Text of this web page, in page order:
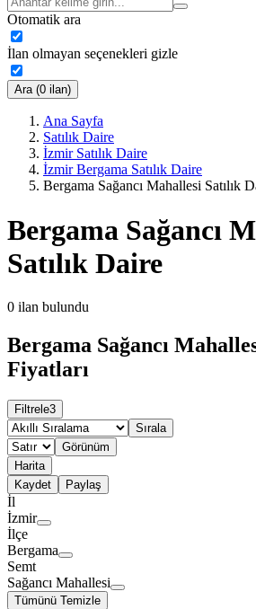
Otomatik ara
İlan olmayan seçenekleri gizle
Ara (0 ilan)
Ana Sayfa
Satılık Daire
İzmir Satılık Daire
İzmir Bergama Satılık Daire
Bergama Sağancı Mahallesi Satılık
Bergama Sağancı
Satılık Daire
0 ilan bulundu
Bergama Sağancı
Fiyatları
Filtrele3
Sırala
Görünüm
Harita
Kaydet
Paylaş
İl
İzmir
İlçe
Bergama
Semt
Sağancı Mahallesi
Tümünü Temizle